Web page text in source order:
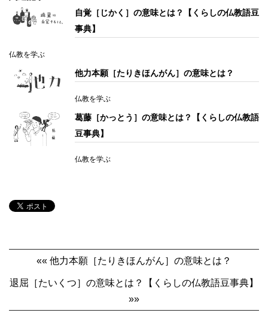
自覚［じかく］の意味とは？【くらしの仏教語豆
事典】
仏教を学ぶ
他力本願［たりきほんがん］の意味とは？
仏教を学ぶ
葛藤［かっとう］の意味とは？【くらしの仏教語
豆事典】
仏教を学ぶ
«« 他力本願［たりきほんがん］の意味とは？
退屈［たいくつ］の意味とは？【くらしの仏教語豆事典】
»»